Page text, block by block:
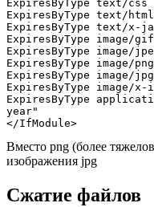
ExpiresByType text/
ExpiresByType text/
ExpiresByType text/x-
ExpiresByType image/
ExpiresByType image/
ExpiresByType image/
ExpiresByType image/
ExpiresByType image/
ExpiresByType
year"
</IfModule>
Вместо png (более
изображения jpg
Сжатие файлов